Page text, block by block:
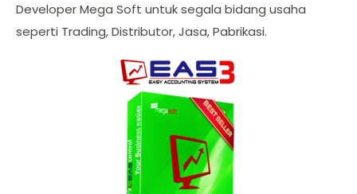
Developer Mega Soft untuk segala bidang usaha
seperti Trading, Distributor, Jasa, Pabrikasi.